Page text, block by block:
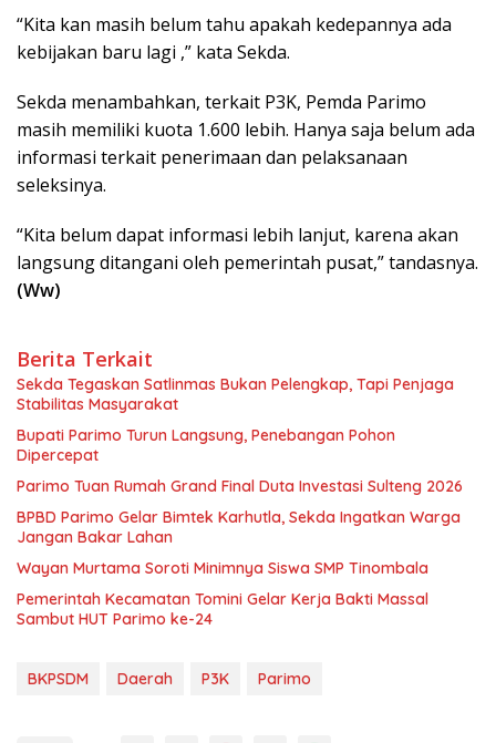
“Kita kan masih belum tahu apakah kedepannya ada
kebijakan baru lagi ,” kata Sekda.
Sekda menambahkan, terkait P3K, Pemda Parimo
masih memiliki kuota 1.600 lebih. Hanya saja belum ada
informasi terkait penerimaan dan pelaksanaan
seleksinya.
“Kita belum dapat informasi lebih lanjut, karena akan
langsung ditangani oleh pemerintah pusat,” tandasnya.
(Ww)
Berita Terkait
Sekda Tegaskan Satlinmas Bukan Pelengkap, Tapi Penjaga
Stabilitas Masyarakat
Bupati Parimo Turun Langsung, Penebangan Pohon
Dipercepat
Parimo Tuan Rumah Grand Final Duta Investasi Sulteng 2026
BPBD Parimo Gelar Bimtek Karhutla, Sekda Ingatkan Warga
Jangan Bakar Lahan
Wayan Murtama Soroti Minimnya Siswa SMP Tinombala
Pemerintah Kecamatan Tomini Gelar Kerja Bakti Massal
Sambut HUT Parimo ke-24
BKPSDM Daerah P3K Parimo